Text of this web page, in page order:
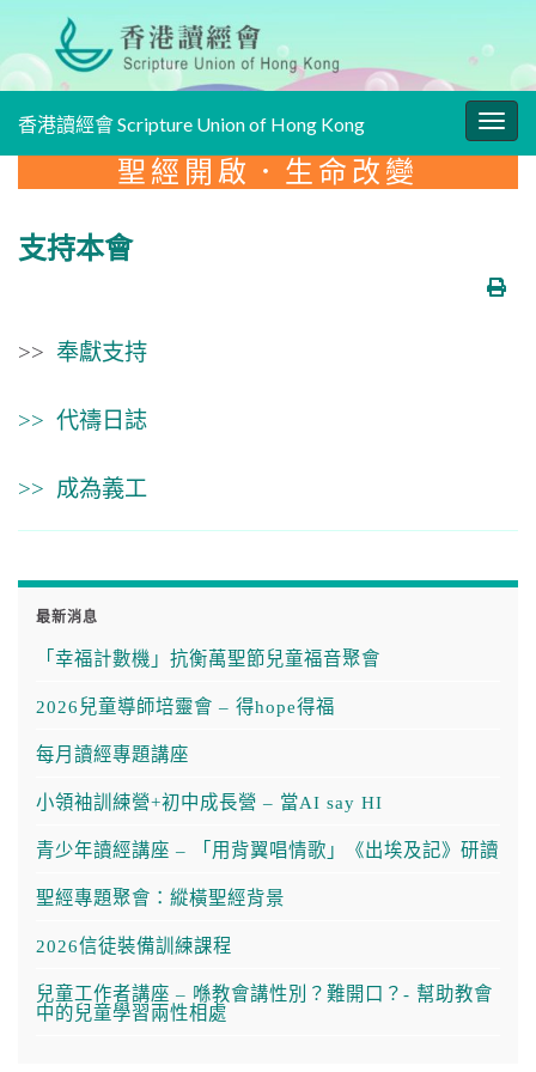
香港讀經會 Scripture Union of Hong Kong
聖經開啟．生命改變
支持本會
>> 奉獻支持
>> 代禱日誌
>> 成為義工
最新消息
「幸福計數機」抗衡萬聖節兒童福音聚會
2026兒童導師培靈會 – 得hope得福
每月讀經專題講座
小領袖訓練營+初中成長營 – 當AI say HI
青少年讀經講座 – 「用背翼唱情歌」《出埃及記》研讀
聖經專題聚會：縱橫聖經背景
2026信徒裝備訓練課程
兒童工作者講座 – 喺教會講性別？難開口？- 幫助教會
中的兒童學習兩性相處